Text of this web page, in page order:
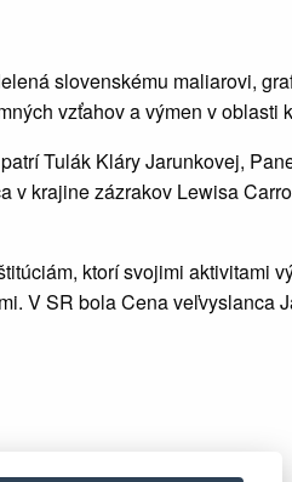
slovenskému maliarovi,
vzťahov a výmen v oblasti
Tulák Kláry Jarunkovej,
krajine zázrakov Lewisa
ktorí svojimi aktivitami
V SR bola Cena veľvyslanca